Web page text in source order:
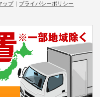
ップ
プライバシーポリシー